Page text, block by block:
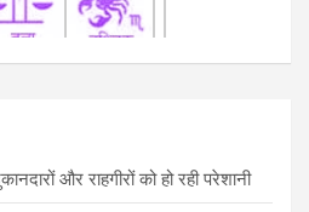
और राहगीरों को हो रही परेशानी